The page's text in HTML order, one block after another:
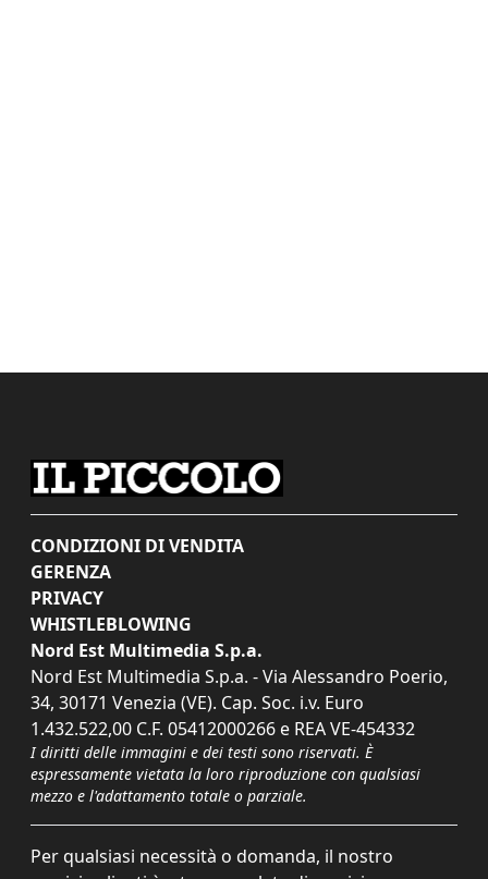
CONDIZIONI DI VENDITA
GERENZA
PRIVACY
WHISTLEBLOWING
Nord Est Multimedia S.p.a.
Nord Est Multimedia S.p.a. - Via Alessandro Poerio,
34, 30171 Venezia (VE). Cap. Soc. i.v. Euro
1.432.522,00 C.F. 05412000266 e REA VE-454332
I diritti delle immagini e dei testi sono riservati. È
espressamente vietata la loro riproduzione con qualsiasi
mezzo e l'adattamento totale o parziale.
Per qualsiasi necessità o domanda, il nostro